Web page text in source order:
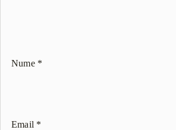
Nume *
Email *